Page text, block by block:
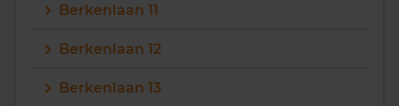
Berkenlaan 11
Berkenlaan 12
Berkenlaan 13